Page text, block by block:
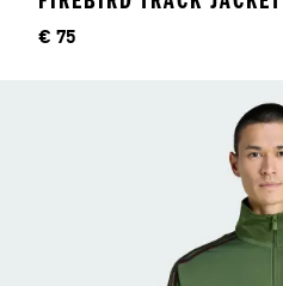
Τιμή
€ 75